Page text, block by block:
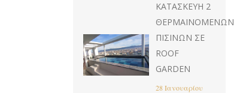
ΚΑΤΑΣΚΕΥΉ 2
ΘΕΡΜΑΙΝΌΜΕΝΩΝ
ΠΙΣΊΝΩΝ ΣΕ
ROOF
GARDEN
28 Ιανουαρίου